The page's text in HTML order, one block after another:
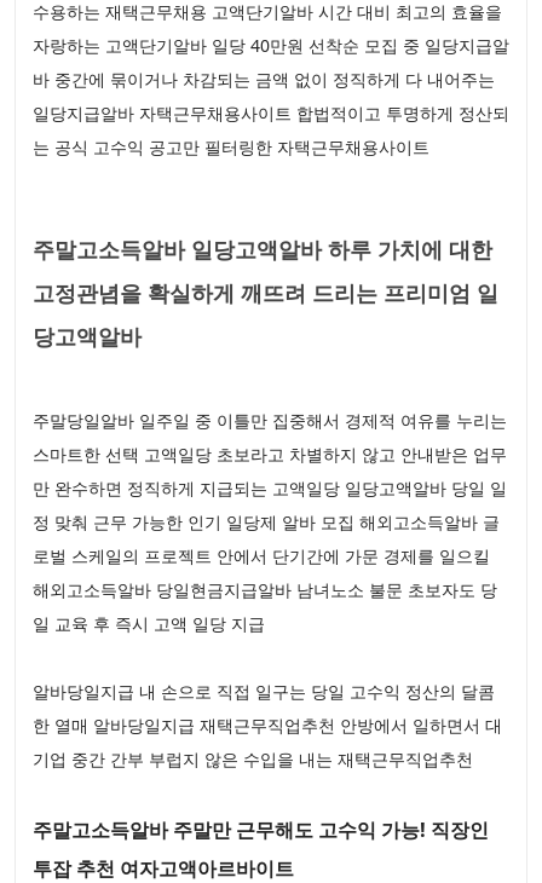
수용하는 재택근무채용 고액단기알바 시간 대비 최고의 효율을
자랑하는 고액단기알바 일당 40만원 선착순 모집 중 일당지급알
바 중간에 묶이거나 차감되는 금액 없이 정직하게 다 내어주는
일당지급알바 자택근무채용사이트 합법적이고 투명하게 정산되
는 공식 고수익 공고만 필터링한 자택근무채용사이트
주말고소득알바 일당고액알바 하루 가치에 대한
고정관념을 확실하게 깨뜨려 드리는 프리미엄 일
당고액알바
주말당일알바 일주일 중 이틀만 집중해서 경제적 여유를 누리는
스마트한 선택 고액일당 초보라고 차별하지 않고 안내받은 업무
만 완수하면 정직하게 지급되는 고액일당 일당고액알바 당일 일
정 맞춰 근무 가능한 인기 일당제 알바 모집 해외고소득알바 글
로벌 스케일의 프로젝트 안에서 단기간에 가문 경제를 일으킬
해외고소득알바 당일현금지급알바 남녀노소 불문 초보자도 당
일 교육 후 즉시 고액 일당 지급
알바당일지급 내 손으로 직접 일구는 당일 고수익 정산의 달콤
한 열매 알바당일지급 재택근무직업추천 안방에서 일하면서 대
기업 중간 간부 부럽지 않은 수입을 내는 재택근무직업추천
주말고소득알바 주말만 근무해도 고수익 가능! 직장인
투잡 추천 여자고액아르바이트